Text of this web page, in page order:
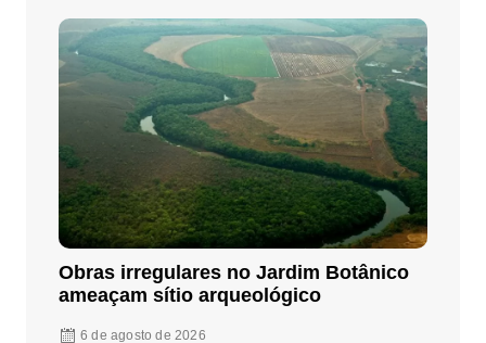
Obras irregulares no Jardim Botânico
ameaçam sítio arqueológico
6 de agosto de 2026